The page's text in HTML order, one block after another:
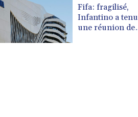
Fifa: fragilisé,
Infantino a tenu
une réunion de